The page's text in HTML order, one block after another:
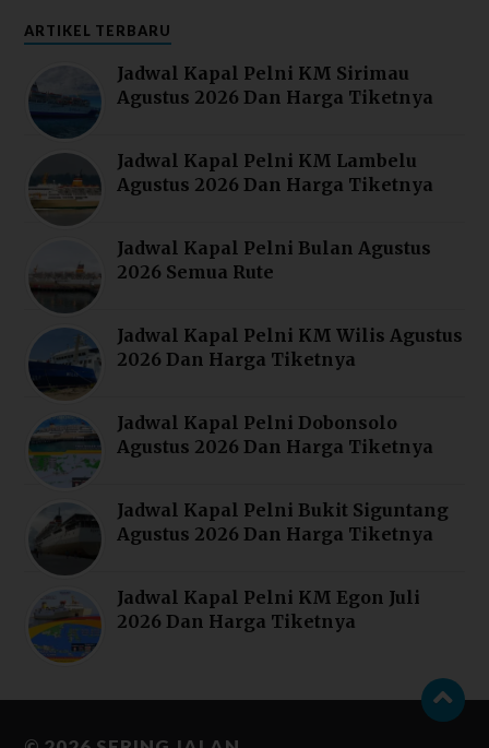
ARTIKEL TERBARU
Jadwal Kapal Pelni KM Sirimau
Agustus 2026 Dan Harga Tiketnya
Jadwal Kapal Pelni KM Lambelu
Agustus 2026 Dan Harga Tiketnya
Jadwal Kapal Pelni Bulan Agustus
2026 Semua Rute
Jadwal Kapal Pelni KM Wilis Agustus
2026 Dan Harga Tiketnya
Jadwal Kapal Pelni Dobonsolo
Agustus 2026 Dan Harga Tiketnya
Jadwal Kapal Pelni Bukit Siguntang
Agustus 2026 Dan Harga Tiketnya
Jadwal Kapal Pelni KM Egon Juli
2026 Dan Harga Tiketnya